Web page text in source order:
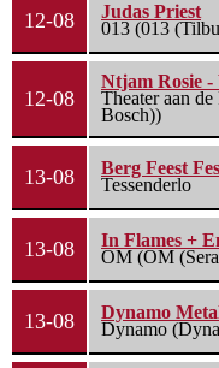
12-08
Judas Priest
013 (013
12-08
Ntjam Rosie
Theater aan de
Bosch))
13-08
Berg Feest
Tessenderlo
13-08
In Flames +
OM (OM
13-08
Dynamo
Dynamo